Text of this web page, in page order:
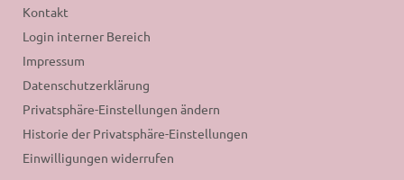
Kontakt
Login interner Bereich
Impressum
Datenschutzerklärung
Privatsphäre-Einstellungen ändern
Historie der Privatsphäre-Einstellungen
Einwilligungen widerrufen